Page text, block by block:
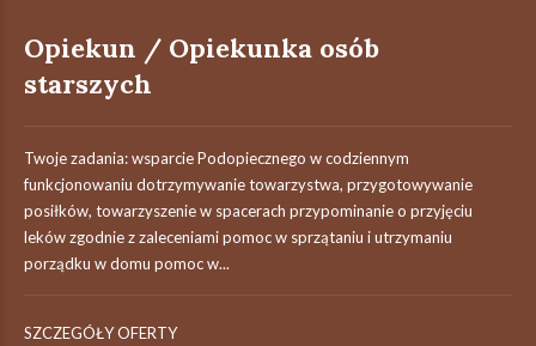
Opiekun / Opiekunka osób
starszych
Twoje zadania: wsparcie Podopiecznego w codziennym
funkcjonowaniu dotrzymywanie towarzystwa, przygotowywanie
posiłków, towarzyszenie w spacerach przypominanie o przyjęciu
leków zgodnie z zaleceniami pomoc w sprzątaniu i utrzymaniu
porządku w domu pomoc w...
SZCZEGÓŁY OFERTY